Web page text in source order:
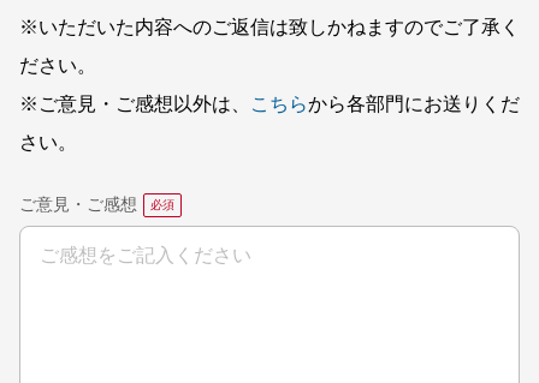
※いただいた内容へのご返信は致しかねますのでご了承く
ださい。
※ご意見・ご感想以外は、
こちらから各部門にお送りくだ
さい。
ご意見・ご感想